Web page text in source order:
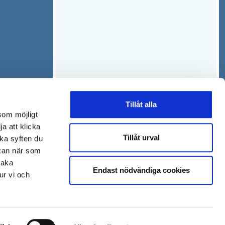
möjligt
att klicka
syften du
när som
vi och
Tillåt alla
Tillåt urval
Endast nödvändiga cookies